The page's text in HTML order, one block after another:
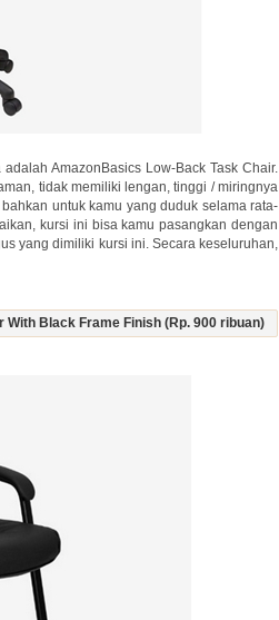
AmazonBasics Low-Back Task Chair.
tidak memiliki lengan, tinggi / miringnya
untuk kamu yang duduk selama rata-
kursi ini bisa kamu pasangkan dengan
yang dimiliki kursi ini. Secara keseluruhan,
Black Frame Finish (Rp. 900 ribuan)